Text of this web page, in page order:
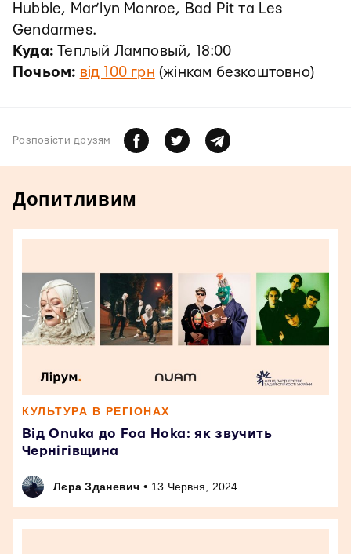
Hubble, Mar’lyn Monroe, Bad Pit та Les
Gendarmes.
Куда: Теплый Ламповый, 18:00
Почьом: від 100 грн (жінкам безкоштовно)
Розповiсти друзям
Допитливим
КУЛЬТУРА В РЕГІОНАХ
Від Onuka до Foa Hoka: як звучить
Чернігівщина
Лєра Зданевич • 13 Червня, 2024